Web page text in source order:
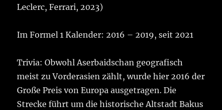
Leclerc, Ferrari, 2023)
Im Formel 1 Kalender: 2016 – 2019, seit 2021
Trivia: Obwohl Aserbaidschan geografisch
meist zu Vorderasien zählt, wurde hier 2016 der
Große Preis von Europa ausgetragen. Die
Strecke führt um die historische Altstadt Bakus